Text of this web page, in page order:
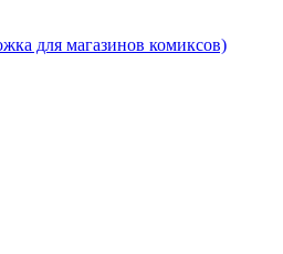
для магазинов комиксов)